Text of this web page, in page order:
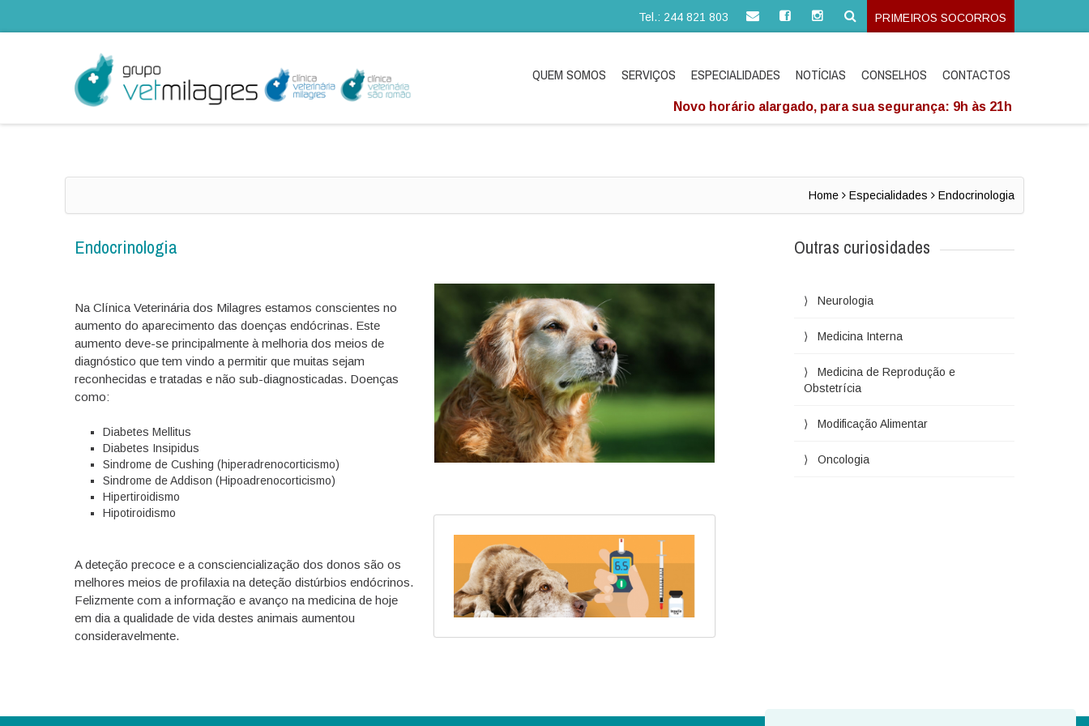
Tel.: 244 821 803 PRIMEIROS SOCORROS
QUEM SOMOS SERVIÇOS ESPECIALIDADES NOTÍCIAS CONSELHOS CONTACTOS
Novo horário alargado, para sua segurança: 9h às 21h
Home Especialidades Endocrinologia
Endocrinologia
Na Clínica Veterinária dos Milagres estamos conscientes no
aumento do aparecimento das doenças endócrinas. Este
aumento deve-se principalmente à melhoria dos meios de
diagnóstico que tem vindo a permitir que muitas sejam
reconhecidas e tratadas e não sub-diagnosticadas. Doenças
como:
Diabetes Mellitus
Diabetes Insipidus
Sindrome de Cushing (hiperadrenocorticismo)
Sindrome de Addison (Hipoadrenocorticismo)
Hipertiroidismo
Hipotiroidismo
A deteção precoce e a consciencialização dos donos são os
melhores meios de profilaxia na deteção distúrbios endócrinos.
Felizmente com a informação e avanço na medicina de hoje
em dia a qualidade de vida destes animais aumentou
consideravelmente.
Outras curiosidades
Neurologia
Medicina Interna
Medicina de Reprodução e
Obstetrícia
Modificação Alimentar
Oncologia